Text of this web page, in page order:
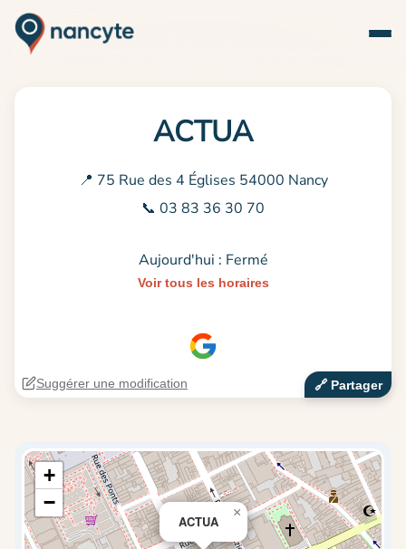
ACTUA
📍 75 Rue des 4 Églises 54000 Nancy
📞 03 83 36 30 70
Aujourd'hui : Fermé
Voir tous les horaires
🔗‍️ Partager
Suggérer une modification
ACTUA
×
+
−